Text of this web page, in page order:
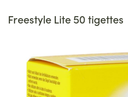
Freestyle Lite 50 tigettes